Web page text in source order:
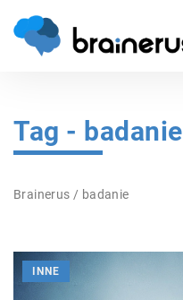
Tag - badanie
Brainerus / badanie
INNE